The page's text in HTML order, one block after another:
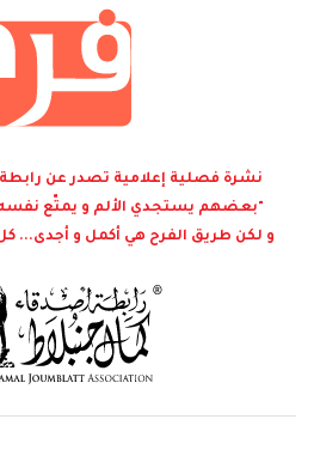
نشرة فصلية إعلامية تصدر عن
"بعضهم يستجدي الألم و يمتّع
و لكن طريق الفرح هي أكمل و أجدى...